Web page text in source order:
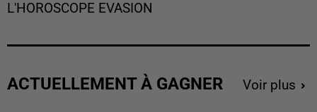
L'HOROSCOPE EVASION
ACTUELLEMENT À GAGNER Voir plus